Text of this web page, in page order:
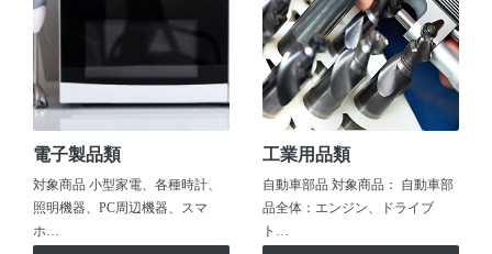
電子製品類
対象商品 小型家電、各種時計、
照明機器、PC周辺機器、スマ
ホ…
工業用品類
自動車部品 対象商品： 自動車部
品全体：エンジン、ドライブ
ト…